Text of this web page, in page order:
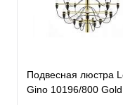
Подвесная люстра
Gino 10196/800 Gold